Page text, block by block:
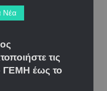
Νέα
τις
ΓΕΜΗ έως το